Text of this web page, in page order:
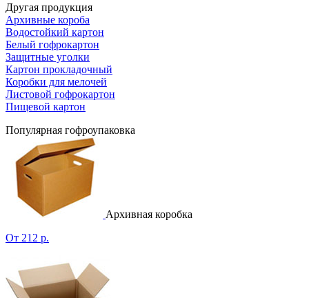
Другая продукция
Архивные короба
Водостойкий картон
Белый гофрокартон
Защитные уголки
Картон прокладочный
Коробки для мелочей
Листовой гофрокартон
Пищевой картон
Популярная гофроупаковка
Архивная коробка
От 212 р.